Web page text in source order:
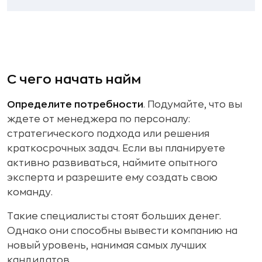
С чего начать найм
Определите потребности. Подумайте, что вы
ждете от менеджера по персоналу:
стратегического подхода или решения
краткосрочных задач. Если вы планируете
активно развиваться, наймите опытного
эксперта и разрешите ему создать свою
команду.
Такие специалисты стоят больших денег.
Однако они способны вывести компанию на
новый уровень, нанимая самых лучших